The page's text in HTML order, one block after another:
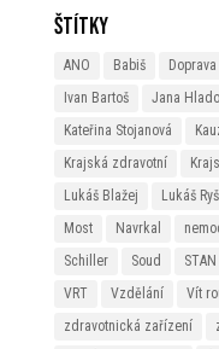
Štítky
ANO Babiš Doprava
Ivan Bartoš
Jana
Kateřina Stojanová
Krajská zdravotní
Lukáš Blažej
Lukáš
Most
Navrkal
Schiller
Soud STAN
VRT
Vzdělání Vít
zdravotnická zařízení